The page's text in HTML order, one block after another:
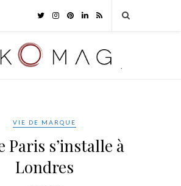
VIE DE MARQUE
Paris s’installe à
Londres